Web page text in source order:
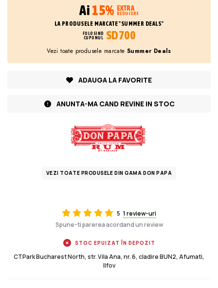
5 1 review-uri
Spune-ti parerea acordand un review
STOC EPUIZAT ÎN DEPOZIT
CTPark Bucharest North, str. Vila Ana, nr. 6, cladire BUN2, Afumati,
Ilfov
Ai15% EXTRA
REDUCERE
LA PRODUSELE MARCATE "SUMMER DEALS"
FOLOSIND
CUPONUL
SD700
Vezi toate produsele marcate Summer Deals
ADAUGA LA FAVORITE
ANUNTA-MA CAND REVINE IN STOC
VEZI TOATE PRODUSELE DIN GAMA DON PAPA